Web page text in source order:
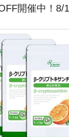
開催中！8/